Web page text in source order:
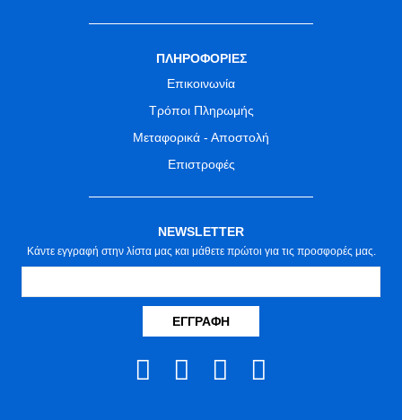
ΠΛΗΡΟΦΟΡΙΕΣ
Επικοινωνία
Τρόποι Πληρωμής
Μεταφορικά - Αποστολή
Επιστροφές
NEWSLETTER
Κάντε εγγραφή στην λίστα μας και μάθετε πρώτοι για τις προσφορές μας.
ΕΓΓΡΑΦΉ